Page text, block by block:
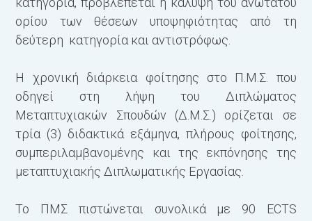
ορίου των θέσεων υποψηφιότητας από τη
δεύτερη κατηγορία και αντιστρόφως.
Η χρονική διάρκεια φοίτησης στο Π.Μ.Σ. που
οδηγεί στη λήψη του Διπλώματος
Μεταπτυχιακών Σπουδών (Δ.Μ.Σ.) ορίζεται σε
τρία (3) διδακτικά εξάμηνα, πλήρους φοίτησης,
συμπεριλαμβανομένης και της εκπόνησης της
μεταπτυχιακής Διπλωματικής Εργασίας.
Το ΠΜΣ πιστώνεται συνολικά με 90 ECTS